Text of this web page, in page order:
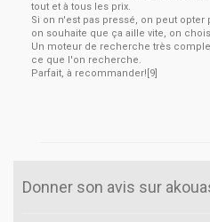
tout et à tous les prix.
Si on n'est pas pressé, on peut
on souhaite que ça aille vite, on
Un moteur de recherche très
ce que l'on recherche.
Parfait, à recommander![9]
Donner son avis sur